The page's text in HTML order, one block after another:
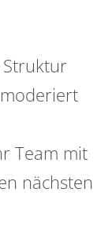
Team mit
nächsten